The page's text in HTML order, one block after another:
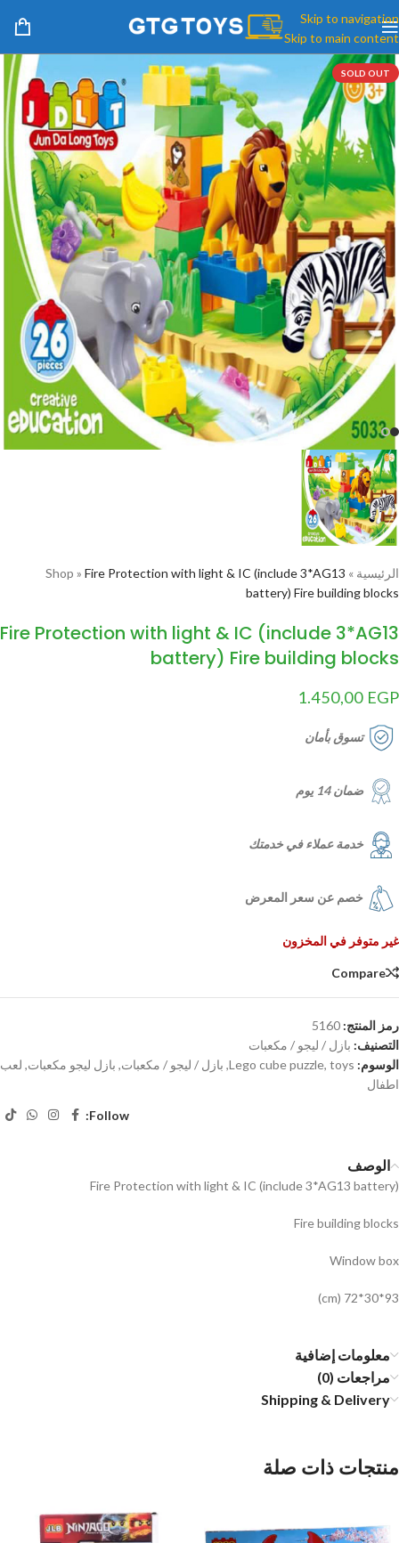
Skip to navigation
Skip to main content
SOLD OUT
الرئيسية »
Shop » Fire Protection with light & IC (include 3*AG13
battery) Fire building blocks
Fire Protection with light & IC (include 3*AG13
battery) Fire building blocks
1.450,00 EGP
تسوق بأمان
ضمان 14 يوم
خدمة عملاء في خدمتك
خصم عن سعر المعرض
غير متوفر في المخزون
Compare
رمز المنتج: 5160
التصنيف: بازل / ليجو / مكعبات
الوسوم:
Lego cube puzzle, toys
, بازل / ليجو / مكعبات, بازل ليجو مكعبات, لعب
اطفال
Follow:
الوصف
Fire Protection with light & IC (include 3*AG13 battery)
Fire building blocks
Window box
93*30*72 (cm)
معلومات إضافية
مراجعات (0)
Shipping & Delivery
منتجات ذات صلة